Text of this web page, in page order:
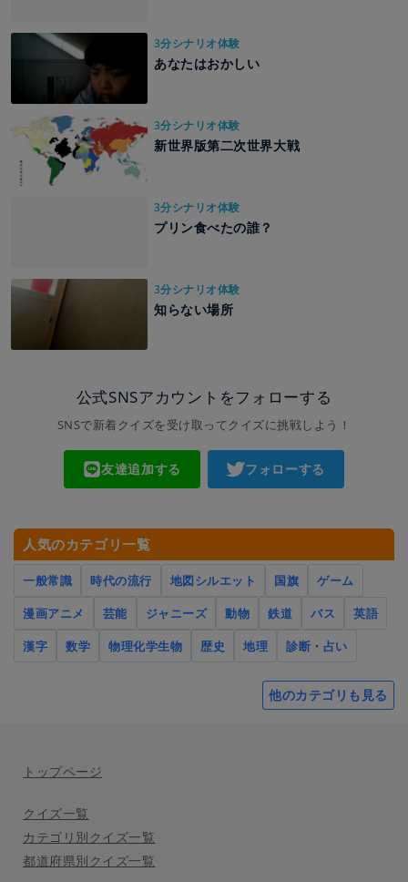
3分シナリオ体験
あなたはおかしい
3分シナリオ体験
新世界版第二次世界大戦
3分シナリオ体験
プリン食べたの誰？
3分シナリオ体験
知らない場所
公式SNSアカウントをフォローする
SNSで新着クイズを受け取ってクイズに挑戦しよう！
友達追加する フォローする
人気のカテゴリ一覧
一般常識 時代の流行 地図シルエット 国旗
ゲーム
漫画アニメ
芸能 ジャニーズ 動物 鉄道 バス
英語
漢字
数学 物理化学生物 歴史 地理 診断・占い
他のカテゴリも見る
トップページ
クイズ一覧
カテゴリ別クイズ一覧
都道府県別クイズ一覧